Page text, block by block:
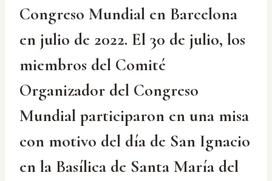
Congreso Mundial en Barcelona
en julio de 2022. El 30 de julio, los
miembros del Comité
Organizador del Congreso
Mundial participaron en una misa
con motivo del día de San Ignacio
en la Basílica de Santa María del